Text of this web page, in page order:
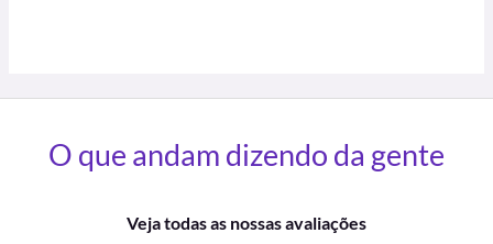
O que andam dizendo da gente
Veja todas as nossas avaliações